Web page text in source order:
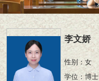
李文娇
性别：女
学位：博士